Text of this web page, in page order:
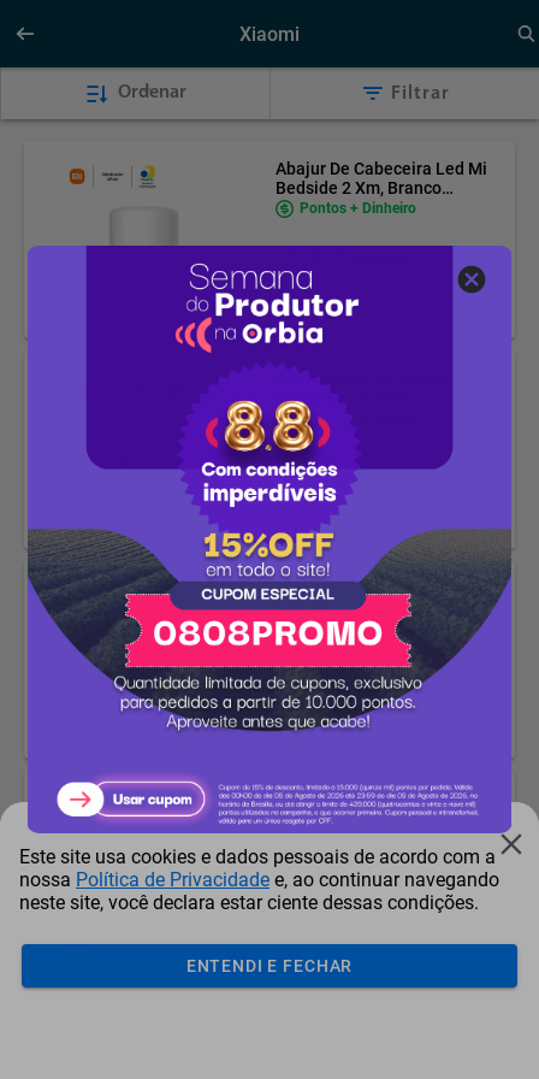
Xiaomi
Ordenar Filtrar
Abajur De Cabeceira Led Mi
Bedside 2 Xm, Branco
(Xm370bra)
Pontos + Dinheiro
Alimentador Wi-Fi Inteligente
Para Pet 2 Xiaomi,
Branco (Xm811bra)
Pontos + Dinheiro
50.298 pontos
Caixa De Som Bluetooth
Xiaomi 16W À Prova D'água,
Azul (Xm567azu)
Pontos + Dinheiro
15.884pontos
Caixa De Som Bluetooth
Xiaomi 16W À Prova D'água,
Preto (Xm567pre)
Pontos + Dinheiro
15.884pontos
Este site usa cookies e dados pessoais de acordo com a
nossa Política de Privacidade e, ao continuar navegando
neste site, você declara estar ciente dessas condições.
ENTENDI E FECHAR